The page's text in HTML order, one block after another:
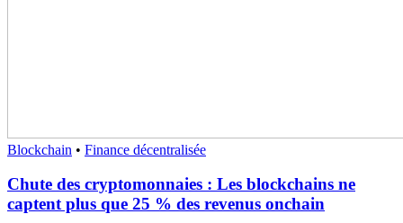
Blockchain • Finance décentralisée
Chute des cryptomonnaies : Les blockchains ne
captent plus que 25 % des revenus onchain